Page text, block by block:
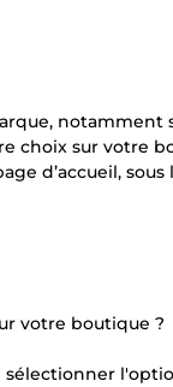
notamment
choix sur votre
d’accueil,
votre boutique ?